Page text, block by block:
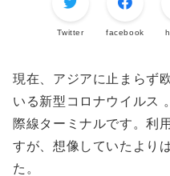
Twitter facebook
現在、アジアに止まらず
いる新型コロナウイルス
際線ターミナルです。利
すが、想像していたより
た。